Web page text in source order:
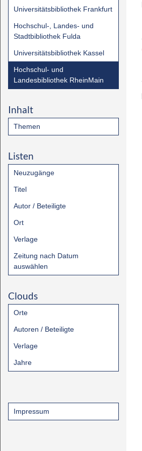
Universitätsbibliothek Frankfurt
Hochschul-, Landes- und
Stadtbibliothek Fulda
Universitätsbibliothek Kassel
Hochschul- und
Landesbibliothek RheinMain
Inhalt
Themen
Listen
Neuzugänge
Titel
Autor / Beteiligte
Ort
Verlage
Zeitung nach Datum
auswählen
Clouds
Orte
Autoren / Beteiligte
Verlage
Jahre
Impressum